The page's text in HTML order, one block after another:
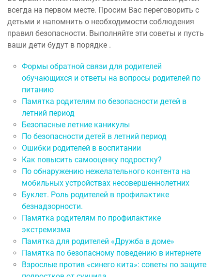
всегда на первом месте. Просим Вас переговорить с
детьми и напомнить о необходимости соблюдения
правил безопасности. Выполняйте эти советы и пусть
ваши дети будут в порядке .
Формы обратной связи для родителей
обучающихся и ответы на вопросы родителей по
питанию
Памятка родителям по безопасности детей в
летний период
Безопасные летние каникулы
По безопасности детей в летний период
Ошибки родителей в воспитании
Как повысить самооценку подростку?
По обнаружению нежелательного контента на
мобильных устройствах несовершеннолетних
Буклет. Роль родителей в профилактике
безнадзорности.
Памятка родителям по профилактике
экстремизма
Памятка для родителей «Дружба в доме»
Памятка по безопасному поведению в интернете
Взрослые против «синего кита»: советы по защите